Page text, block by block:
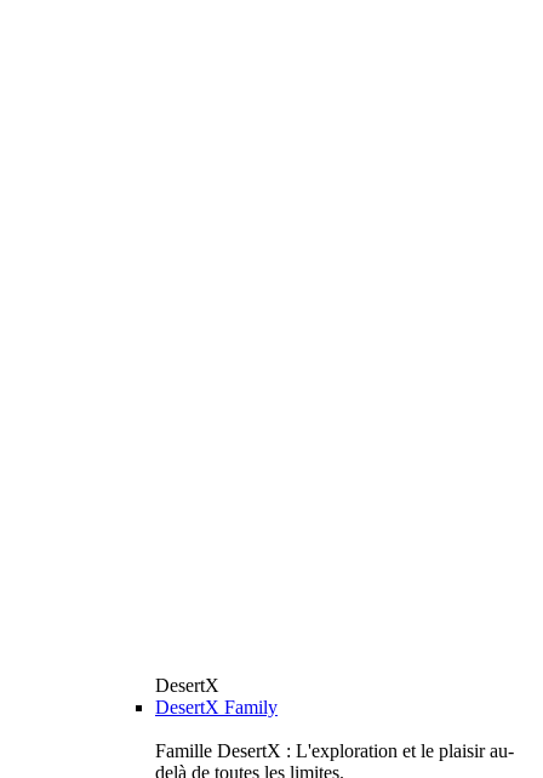
DesertX
DesertX Family
Famille DesertX : L'exploration et le plaisir au-
delà de toutes les limites.